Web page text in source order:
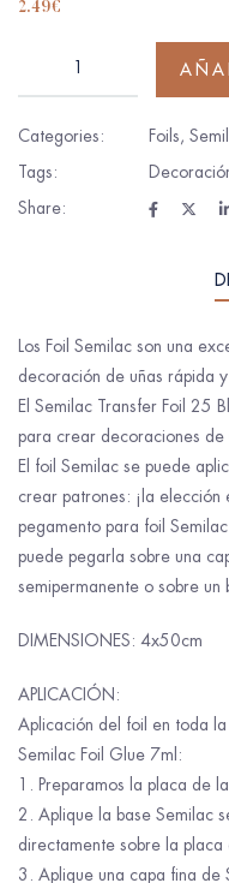
2.49€
Categories: Foils,
Tags:
Share:
Los Foil Semilac son una
decoración de uñas rápida
El Semilac Transfer Foil 25
para crear decoraciones de
El foil Semilac se puede
crear patrones: ¡la
pegamento para foil
puede pegarla sobre una
semipermanente o sobre
DIMENSIONES: 4x50cm
APLICACIÓN:
Aplicación del foil en toda
Semilac Foil Glue 7ml:
1. Preparamos la placa de
2. Aplique la base Semilac
directamente sobre la
3. Aplique una capa fina de